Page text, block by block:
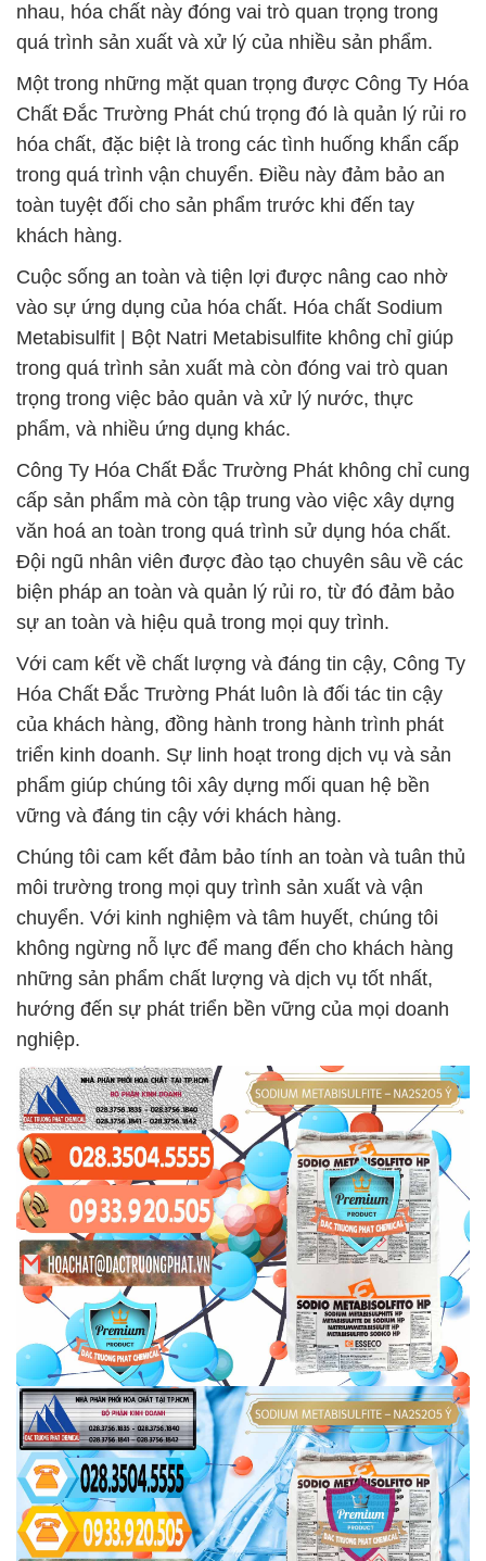
nhau, hóa chất này đóng vai trò quan trọng trong
quá trình sản xuất và xử lý của nhiều sản phẩm.
Một trong những mặt quan trọng được Công Ty Hóa
Chất Đắc Trường Phát chú trọng đó là quản lý rủi ro
hóa chất, đặc biệt là trong các tình huống khẩn cấp
trong quá trình vận chuyển. Điều này đảm bảo an
toàn tuyệt đối cho sản phẩm trước khi đến tay
khách hàng.
Cuộc sống an toàn và tiện lợi được nâng cao nhờ
vào sự ứng dụng của hóa chất. Hóa chất Sodium
Metabisulfit | Bột Natri Metabisulfite không chỉ giúp
trong quá trình sản xuất mà còn đóng vai trò quan
trọng trong việc bảo quản và xử lý nước, thực
phẩm, và nhiều ứng dụng khác.
Công Ty Hóa Chất Đắc Trường Phát không chỉ cung
cấp sản phẩm mà còn tập trung vào việc xây dựng
văn hoá an toàn trong quá trình sử dụng hóa chất.
Đội ngũ nhân viên được đào tạo chuyên sâu về các
biện pháp an toàn và quản lý rủi ro, từ đó đảm bảo
sự an toàn và hiệu quả trong mọi quy trình.
Với cam kết về chất lượng và đáng tin cậy, Công Ty
Hóa Chất Đắc Trường Phát luôn là đối tác tin cậy
của khách hàng, đồng hành trong hành trình phát
triển kinh doanh. Sự linh hoạt trong dịch vụ và sản
phẩm giúp chúng tôi xây dựng mối quan hệ bền
vững và đáng tin cậy với khách hàng.
Chúng tôi cam kết đảm bảo tính an toàn và tuân thủ
môi trường trong mọi quy trình sản xuất và vận
chuyển. Với kinh nghiệm và tâm huyết, chúng tôi
không ngừng nỗ lực để mang đến cho khách hàng
những sản phẩm chất lượng và dịch vụ tốt nhất,
hướng đến sự phát triển bền vững của mọi doanh
nghiệp.